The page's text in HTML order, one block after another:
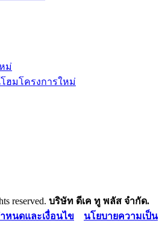
ม่
ฮมโครงการใหม่
reserved. บริษัท ดีเค ทู พลัส จำกัด.
หนดและเงื่อนไข
นโยบายความเป็น